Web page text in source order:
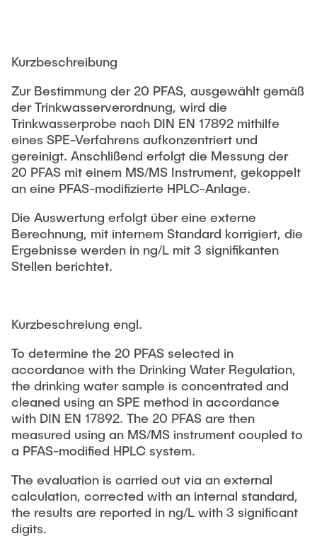
Kurzbeschreibung
Zur Bestimmung der 20 PFAS, ausgewählt gemäß
der Trinkwasserverordnung, wird die
Trinkwasserprobe nach DIN EN 17892 mithilfe
eines SPE-Verfahrens aufkonzentriert und
gereinigt. Anschlißend erfolgt die Messung der
20 PFAS mit einem MS/MS Instrument, gekoppelt
an eine PFAS-modifizierte HPLC-Anlage.
Die Auswertung erfolgt über eine externe
Berechnung, mit internem Standard korrigiert, die
Ergebnisse werden in ng/L mit 3 signifikanten
Stellen berichtet.
Kurzbeschreiung engl.
To determine the 20 PFAS selected in
accordance with the Drinking Water Regulation,
the drinking water sample is concentrated and
cleaned using an SPE method in accordance
with DIN EN 17892. The 20 PFAS are then
measured using an MS/MS instrument coupled to
a PFAS-modified HPLC system.
The evaluation is carried out via an external
calculation, corrected with an internal standard,
the results are reported in ng/L with 3 significant
digits.